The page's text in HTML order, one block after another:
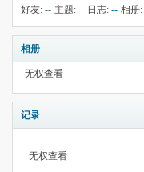
25
云:
钱:121
华:--
好友: -- 主题:
10
日志:-- 相册:
相册
无权查看
记录
无权查看